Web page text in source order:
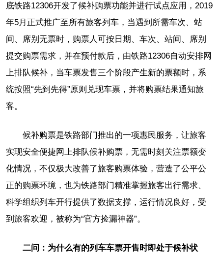
底铁路12306开发了候补购票功能并进行试点应用，2019
年5月正式推广至所有旅客列车，当遇到所需车次、站
间、席别无票时，购票人可按日期、车次、站间、席别
提交购票需求，并在预付款后，由铁路12306自动安排网
上排队候补，当车票发售三个阶段产生新的票额时，系
统按照“先到先得”原则兑现车票，并将购票结果通知旅
客。
候补购票是铁路部门推出的一项惠民服务，让旅客
实现安全便捷网上排队候补购票，无需时刻关注票额变
化情况，不仅极大改善了旅客购票体验，营造了公平公
正的购票环境，也为铁路部门精准掌握旅客出行需求、
科学组织列车开行提供了数据支撑，运行情况良好，受
到旅客欢迎，被称为“官方捡漏神器”。
二问：为什么有的列车车票开售时即处于候补状